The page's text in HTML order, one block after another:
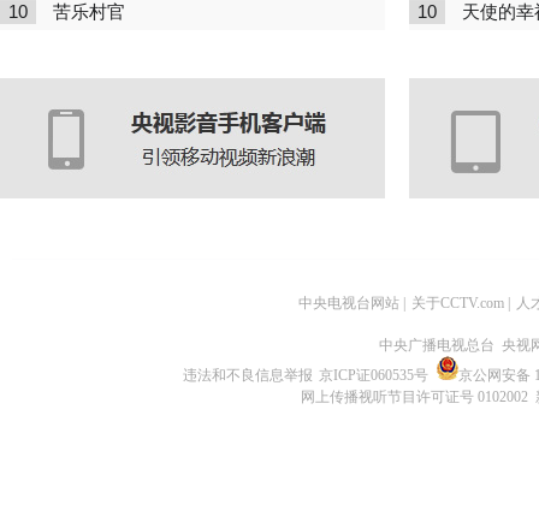
10 苦乐村官 10 天使的幸
中央电视台网站 关于CCTV.com 人
中央广播电视总台 央视
违法和不良信息举报 京ICP证060535号
京公网安备
网上传播视听节目许可证号 0102002